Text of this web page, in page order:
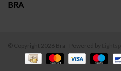
BRA
© Copyright 2026 Bra - Powered by